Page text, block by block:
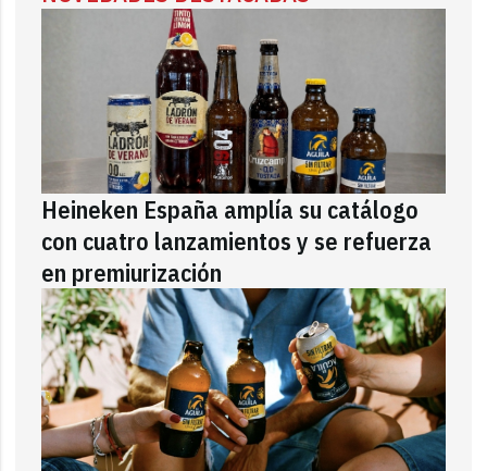
Heineken España amplía su catálogo
con cuatro lanzamientos y se refuerza
en premiurización